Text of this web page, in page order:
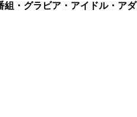
組・グラビア・アイドル・アダ